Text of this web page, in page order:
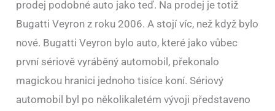
prodej podobné auto jako teď. Na prodej je totiž
Bugatti Veyron z roku 2006. A stojí víc, než když bylo
nové. Bugatti Veyron bylo auto, které jako vůbec
první sériově vyráběný automobil, překonalo
magickou hranici jednoho tisíce koní. Sériový
automobil byl po několikaletém vývoji představeno